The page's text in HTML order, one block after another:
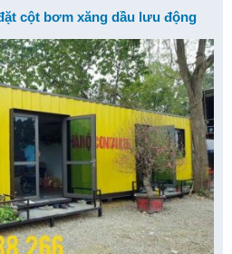
cột bơm xăng dầu lưu động